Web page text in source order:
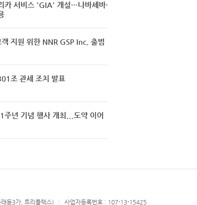
카 서비스 'GIA' 개설…나바셰바·
지원 위한 NNR GSP Inc. 출범
조 관세 조치 발표
주년 기념 행사 개최...도약 이어
동3가, 트리플렉스) 사업자등록번호 : 107-13-15425